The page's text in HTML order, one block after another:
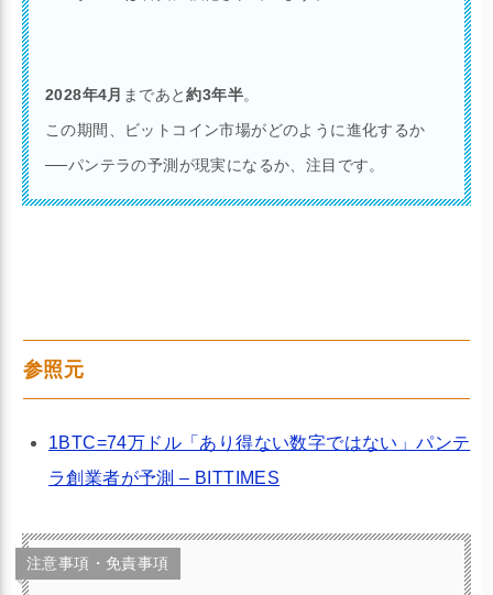
2028年4月 まであと約3年半。
この期間、ビットコイン市場がどのように進化するか
──パンテラの予測が現実になるか、注目です。
参照元
1BTC=74万ドル「あり得ない数字ではない」パンテ
ラ創業者が予測 – BITTIMES
注意事項・免責事項